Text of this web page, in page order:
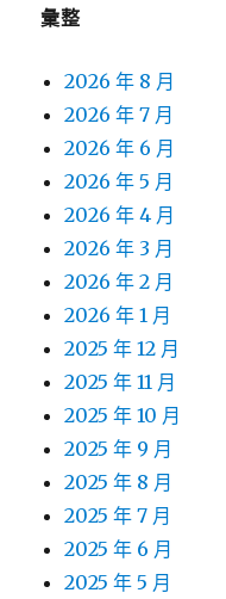
彙整
2026 年 8 月
2026 年 7 月
2026 年 6 月
2026 年 5 月
2026 年 4 月
2026 年 3 月
2026 年 2 月
2026 年 1 月
2025 年 12 月
2025 年 11 月
2025 年 10 月
2025 年 9 月
2025 年 8 月
2025 年 7 月
2025 年 6 月
2025 年 5 月